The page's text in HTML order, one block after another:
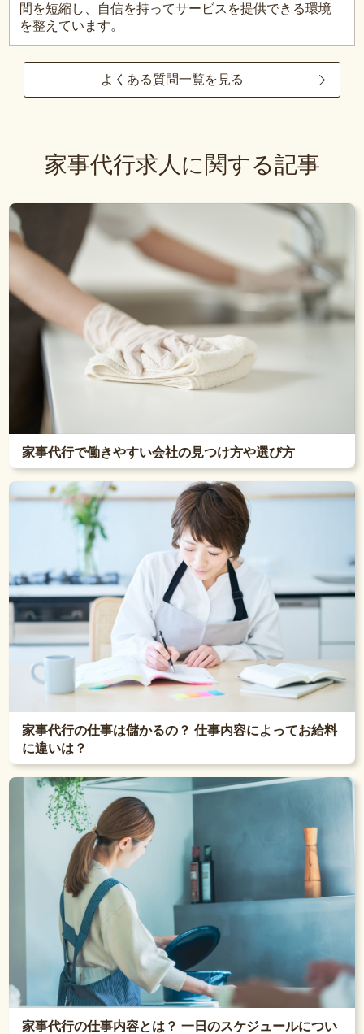
間を短縮し、自信を持ってサービスを提供できる環境
を整えています。
よくある質問一覧を見る
家事代行求人に関する記事
家事代行で働きやすい会社の見つけ方や選び方
家事代行の仕事は儲かるの？ 仕事内容によってお給料
に違いは？
家事代行の仕事内容とは？ 一日のスケジュールについ